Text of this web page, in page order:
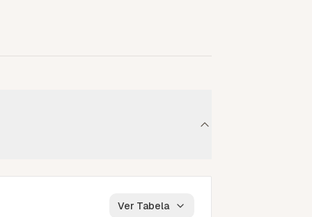
Ver Tabela